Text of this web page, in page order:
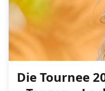
Die Tournee